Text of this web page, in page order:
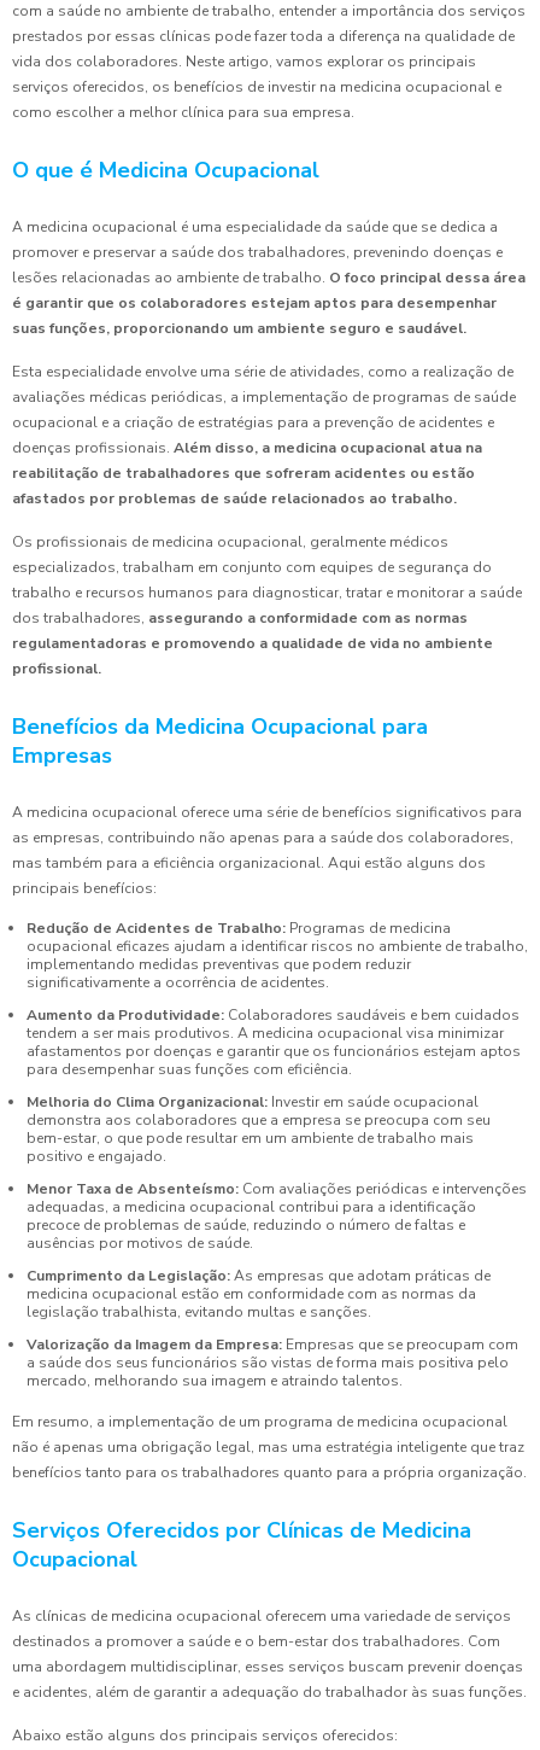
com a saúde no ambiente de trabalho, entender a importância dos serviços
prestados por essas clínicas pode fazer toda a diferença na qualidade de
vida dos colaboradores. Neste artigo, vamos explorar os principais
serviços oferecidos, os benefícios de investir na medicina ocupacional e
como escolher a melhor clínica para sua empresa.
O que é Medicina Ocupacional
A medicina ocupacional é uma especialidade da saúde que se dedica a
promover e preservar a saúde dos trabalhadores, prevenindo doenças e
lesões relacionadas ao ambiente de trabalho. O foco principal dessa área
é garantir que os colaboradores estejam aptos para desempenhar
suas funções, proporcionando um ambiente seguro e saudável.
Esta especialidade envolve uma série de atividades, como a realização de
avaliações médicas periódicas, a implementação de programas de saúde
ocupacional e a criação de estratégias para a prevenção de acidentes e
doenças profissionais. Além disso, a medicina ocupacional atua na
reabilitação de trabalhadores que sofreram acidentes ou estão
afastados por problemas de saúde relacionados ao trabalho.
Os profissionais de medicina ocupacional, geralmente médicos
especializados, trabalham em conjunto com equipes de segurança do
trabalho e recursos humanos para diagnosticar, tratar e monitorar a saúde
dos trabalhadores, assegurando a conformidade com as normas
regulamentadoras e promovendo a qualidade de vida no ambiente
profissional.
Benefícios da Medicina Ocupacional para
Empresas
A medicina ocupacional oferece uma série de benefícios significativos para
as empresas, contribuindo não apenas para a saúde dos colaboradores,
mas também para a eficiência organizacional. Aqui estão alguns dos
principais benefícios:
Redução de Acidentes de Trabalho: Programas de medicina
ocupacional eficazes ajudam a identificar riscos no ambiente de trabalho,
implementando medidas preventivas que podem reduzir
significativamente a ocorrência de acidentes.
Aumento da Produtividade: Colaboradores saudáveis e bem cuidados
tendem a ser mais produtivos. A medicina ocupacional visa minimizar
afastamentos por doenças e garantir que os funcionários estejam aptos
para desempenhar suas funções com eficiência.
Melhoria do Clima Organizacional: Investir em saúde ocupacional
demonstra aos colaboradores que a empresa se preocupa com seu
bem-estar, o que pode resultar em um ambiente de trabalho mais
positivo e engajado.
Menor Taxa de Absenteísmo: Com avaliações periódicas e intervenções
adequadas, a medicina ocupacional contribui para a identificação
precoce de problemas de saúde, reduzindo o número de faltas e
ausências por motivos de saúde.
Cumprimento da Legislação:As empresas que adotam práticas de
medicina ocupacional estão em conformidade com as normas da
legislação trabalhista, evitando multas e sanções.
Valorização da Imagem da Empresa: Empresas que se preocupam com
a saúde dos seus funcionários são vistas de forma mais positiva pelo
mercado, melhorando sua imagem e atraindo talentos.
Em resumo, a implementação de um programa de medicina ocupacional
não é apenas uma obrigação legal, mas uma estratégia inteligente que traz
benefícios tanto para os trabalhadores quanto para a própria organização.
Serviços Oferecidos por Clínicas de Medicina
Ocupacional
As clínicas de medicina ocupacional oferecem uma variedade de serviços
destinados a promover a saúde e o bem-estar dos trabalhadores. Com
uma abordagem multidisciplinar, esses serviços buscam prevenir doenças
e acidentes, além de garantir a adequação do trabalhador às suas funções.
Abaixo estão alguns dos principais serviços oferecidos: